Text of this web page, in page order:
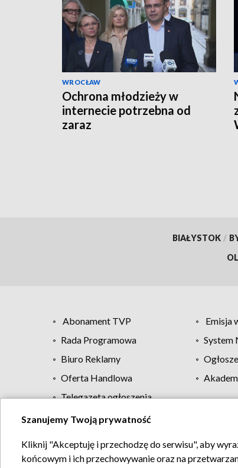
WROCŁAW
Ochrona młodzieży w
internecie potrzebna od
zaraz
BIAŁYSTOK /
Abonament TVP Emisja
Rada Programowa
System
Biuro Reklamy
Oferta Handlowa
Telegazeta ogłoszenia
Regulamin
Szanujemy Twoją prywatność
Kliknij "Akceptuję i przechodzę do serwisu", aby
końcowym i ich przechowywanie oraz na